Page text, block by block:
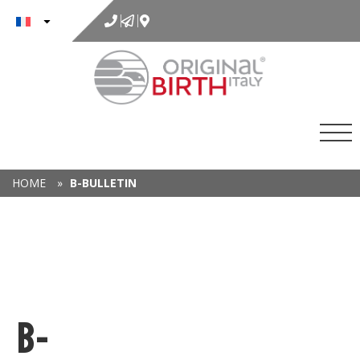
contenu
HOME » B-BULLETIN
B-